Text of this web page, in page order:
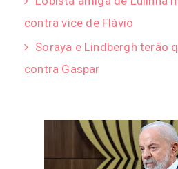
contra vice de Flávio
Soraya e Lindbergh terão
contra Gaspar